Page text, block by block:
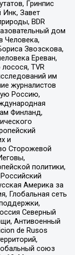
Гринпис
Завет
BDR
дом
Человека,
Звозскова,
Ереван,
TVR
им
журналистов
Россию,
Финланд,
и
Сторожевой
политики,
Америка за
Глобальная сеть
Северный
Антивоенный
de Rusos
союз